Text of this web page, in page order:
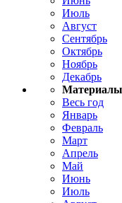
Июль
Август
Сентябрь
Октябрь
Ноябрь
Декабрь
Материалы
Весь год
Январь
Февраль
Март
Апрель
Май
Июнь
Июль